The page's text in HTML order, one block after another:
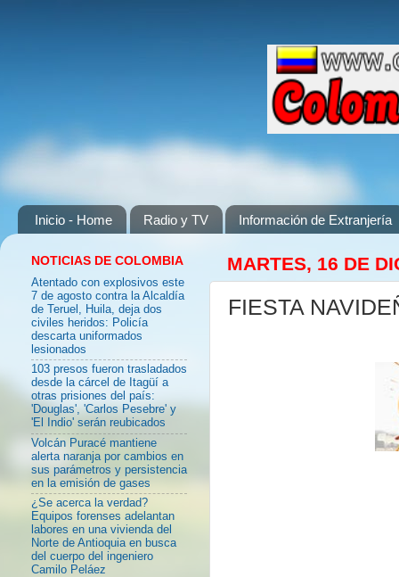
Inicio - Home Radio y TV Información de Extranjería
MARTES, 16 DE
FIESTA
NOTICIAS DE COLOMBIA
Atentado con explosivos este
7 de agosto contra la Alcaldía
de Teruel, Huila, deja dos
civiles heridos: Policía
descarta uniformados
lesionados
103 presos fueron trasladados
desde la cárcel de Itagüí a
otras prisiones del país:
'Douglas', 'Carlos Pesebre' y
'El Indio' serán reubicados
Volcán Puracé mantiene
alerta naranja por cambios en
sus parámetros y persistencia
en la emisión de gases
¿Se acerca la verdad?
Equipos forenses adelantan
labores en una vivienda del
Norte de Antioquia en busca
del cuerpo del ingeniero
Camilo Peláez